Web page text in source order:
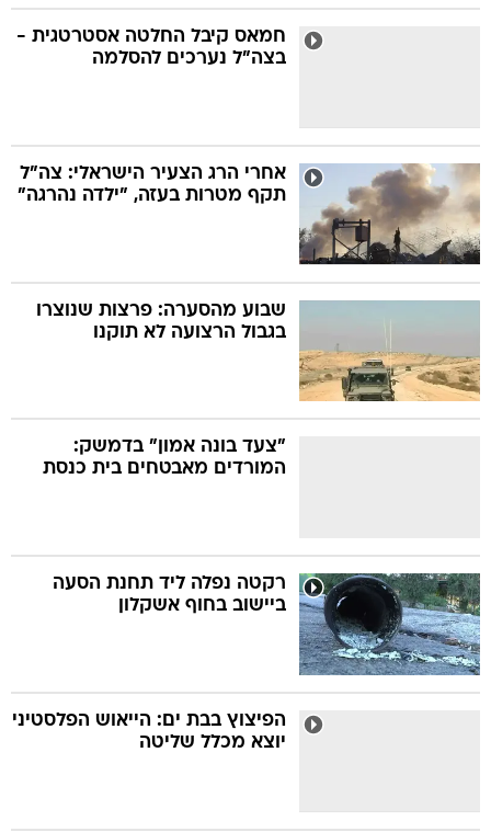
חמאס קיבל החלטה אסטרטגית -
בצה"ל נערכים להסלמה
אחרי הרג הצעיר הישראלי: צה"ל
תקף מטרות בעזה, "ילדה נהרגה"
שבוע מהסערה: פרצות שנוצרו
בגבול הרצועה לא תוקנו
"צעד בונה אמון" בדמשק:
המורדים מאבטחים בית כנסת
רקטה נפלה ליד תחנת הסעה
ביישוב בחוף אשקלון
הפיצוץ בבת ים: הייאוש הפלסטיני
יוצא מכלל שליטה